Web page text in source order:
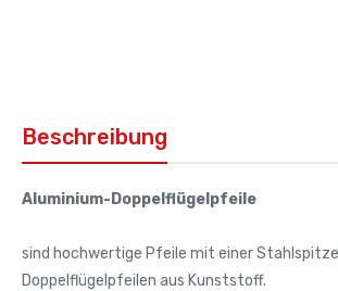
Beschreibung
Aluminium-Doppelflügelpfeile
sind hochwertige Pfeile mit einer
Doppelflügelpfeilen aus Kunststoff.